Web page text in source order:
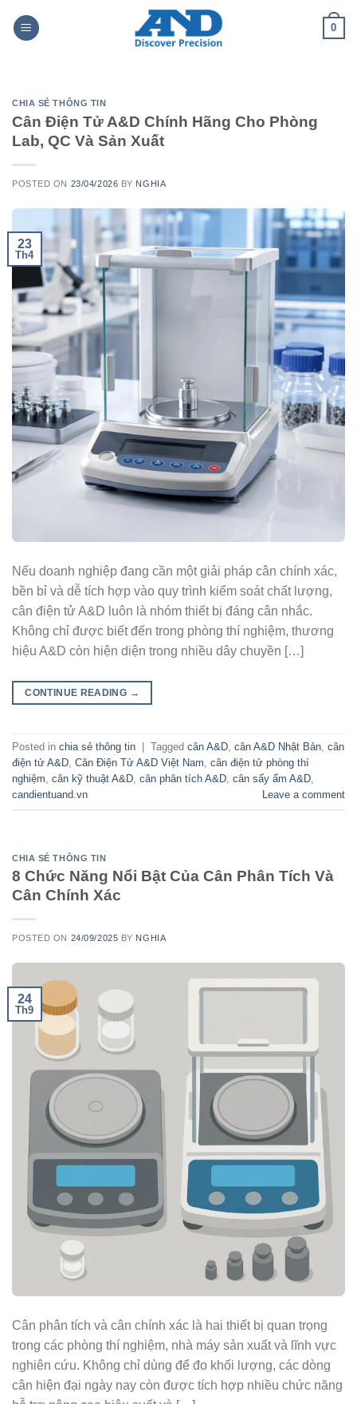
0
CHIA SẺ THÔNG TIN
Cân Điện Tử A&D Chính Hãng Cho Phòng
Lab, QC Và Sản Xuất
POSTED ON 23/04/2026 BY NGHIA
23
Th4
Nếu doanh nghiệp đang cần một giải pháp cân chính xác,
bền bỉ và dễ tích hợp vào quy trình kiểm soát chất lượng,
cân điện tử A&D luôn là nhóm thiết bị đáng cân nhắc.
Không chỉ được biết đến trong phòng thí nghiệm, thương
hiệu A&D còn hiện diện trong nhiều dây chuyền […]
CONTINUE READING →
Posted in chia sẻ thông tin Tagged cân A&D cân A&D Nhật Bản cân
điện tử A&D Cân Điện Tử A&D Việt Nam cân điện tử phòng thí
nghiệm cân kỹ thuật A&D cân phân tích A&D cân sấy ẩm A&D
candientuand.vn
Leave a comment
CHIA SẺ THÔNG TIN
8 Chức Năng Nổi Bật Của Cân Phân Tích Và
Cân Chính Xác
POSTED ON 24/09/2025 BY NGHIA
24
Th9
Cân phân tích và cân chính xác là hai thiết bị quan trọng
trong các phòng thí nghiệm, nhà máy sản xuất và lĩnh vực
nghiên cứu. Không chỉ dùng để đo khối lượng, các dòng
cân hiện đại ngày nay còn được tích hợp nhiều chức năng